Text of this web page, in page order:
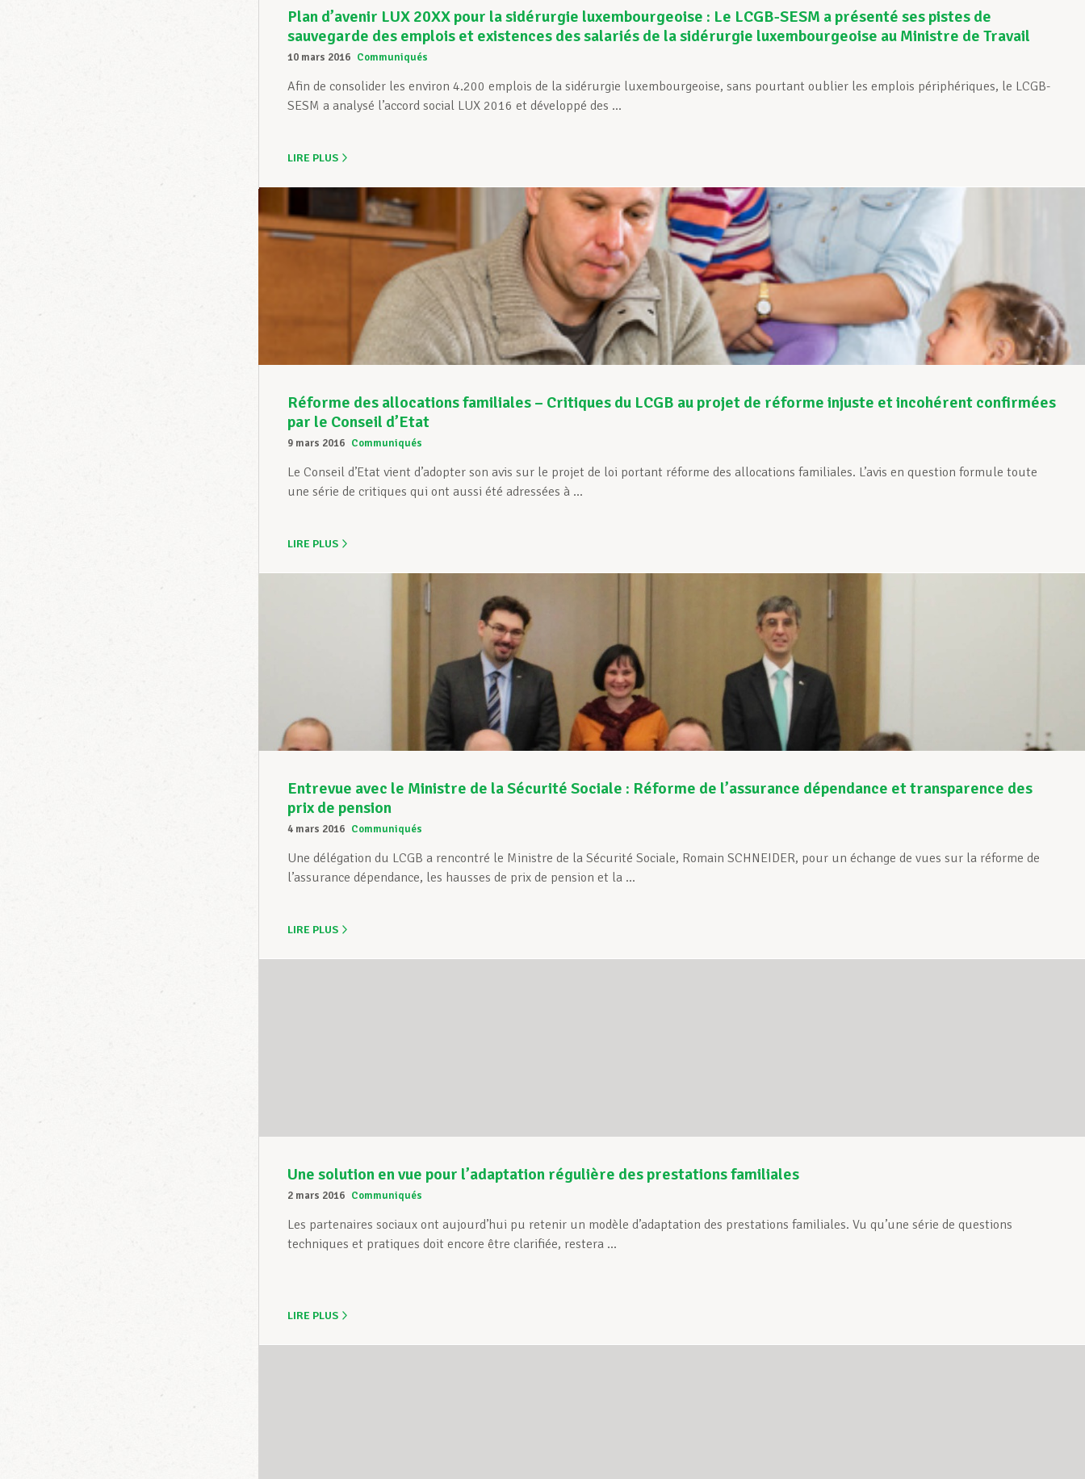
Plan d’avenir LUX 20XX pour la sidérurgie luxembourgeoise : Le LCGB-SESM a présenté ses pistes de
sauvegarde des emplois et existences des salariés de la sidérurgie luxembourgeoise au Ministre de Travail
10 mars 2016 Communiqués
Afin de consolider les environ 4.200 emplois de la sidérurgie luxembourgeoise, sans pourtant oublier les emplois périphériques, le LCGB-
SESM a analysé l’accord social LUX 2016 et développé des ...
LIRE PLUS
Réforme des allocations familiales – Critiques du LCGB au projet de réforme injuste et incohérent confirmées
par le Conseil d’Etat
9 mars 2016 Communiqués
Le Conseil d’Etat vient d’adopter son avis sur le projet de loi portant réforme des allocations familiales. L’avis en question formule toute
une série de critiques qui ont aussi été adressées à ...
LIRE PLUS
Entrevue avec le Ministre de la Sécurité Sociale : Réforme de l’assurance dépendance et transparence des
prix de pension
4 mars 2016 Communiqués
Une délégation du LCGB a rencontré le Ministre de la Sécurité Sociale, Romain SCHNEIDER, pour un échange de vues sur la réforme de
l’assurance dépendance, les hausses de prix de pension et la ...
LIRE PLUS
Une solution en vue pour l’adaptation régulière des prestations familiales
2 mars 2016 Communiqués
Les partenaires sociaux ont aujourd’hui pu retenir un modèle d’adaptation des prestations familiales. Vu qu’une série de questions
techniques et pratiques doit encore être clarifiée, restera ...
LIRE PLUS